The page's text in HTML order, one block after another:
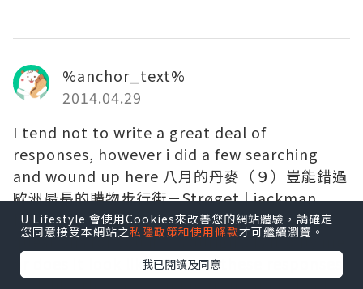
%anchor_text%
2014.04.29
I tend not to write a great deal of
responses, however i did a few searching
and wound up here 八月的丹麥（９）豈能錯過
歐洲最長的購物步行街－Strøget | jackman
插畫＋旅行＋閱讀. And I actually do have 2
questions for you if it's allright. Is it only me
or does it look like some of these responses
U Lifestyle 會使用Cookies來改善您的網站體驗，請確定
您同意接受本網站之私隱政策和使用條款才可繼續瀏覽。
我已閱讀及同意